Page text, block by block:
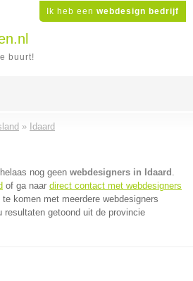
Ik heb een webdesign bedrijf
buurt!
» Idaard
nog geen webdesigners in Idaard .
of ga naar direct contact met webdesigners
komen met meerdere webdesigners
resultaten getoond uit de provincie